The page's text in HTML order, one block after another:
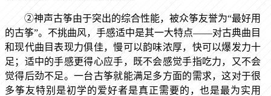
②神声古筝由于突出的综合性能，被众筝友誉为“最好用
的古筝”。不挑曲风，手感适中是其一大特点——对古典曲目
和现代曲目表现力俱佳，慢可以韵味浓厚，快可以爆发力十
足；适中的手感更得心应手，既不会感觉手指吃力，又不会
觉得后劲不足。一台古筝就能满足多方面的需求，这对于很
多筝友特别是初学的爱好者是真正需要的，也是最为实用